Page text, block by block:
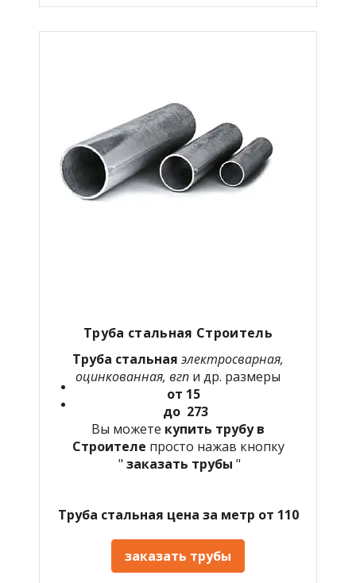
Труба стальная Строитель
Труба стальная электросварная,
оцинкованная, вгп и др. размеры
от 15
до 273
Вы можете купить трубу в
Строителе просто нажав кнопку
" заказать трубы "
Труба стальная цена за метр от 110
заказать трубы